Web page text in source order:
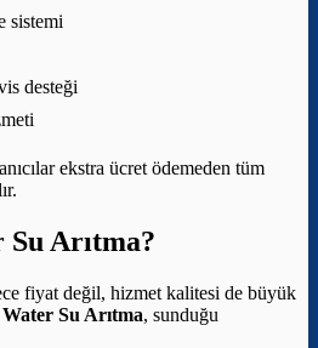
sistemi
desteği
ekstra ücret ödemeden tüm
Su Arıtma?
fiyat değil, hizmet kalitesi de büyük
Su Arıtma, sunduğu